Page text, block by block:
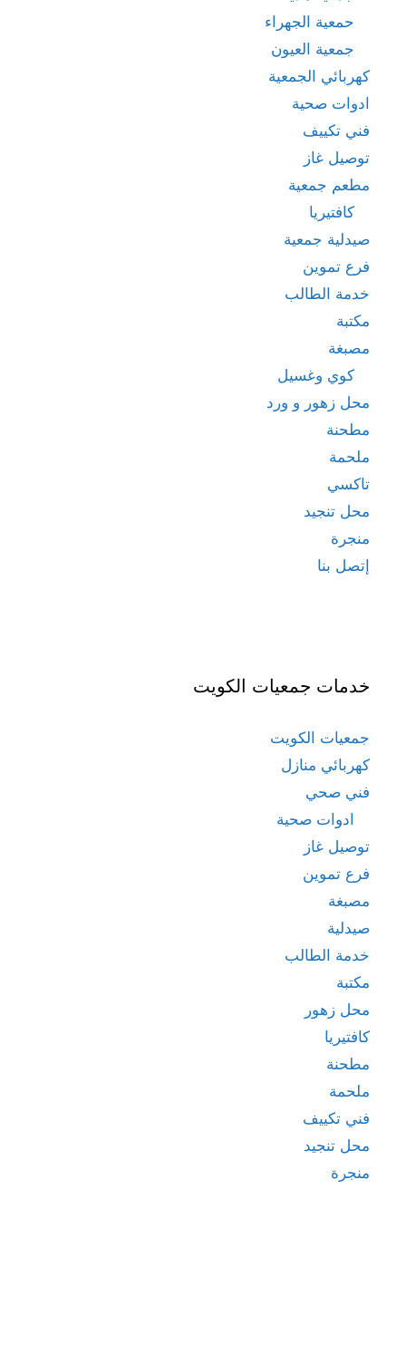
حمعية الجهراء
جمعية العيون
كهربائي الجمعية
ادوات صحية
فني تكييف
توصيل غاز
مطعم جمعية
كافتيريا
صيدلية جمعية
فرع تموين
خدمة الطالب
مكتبة
مصبغة
كوي وغسيل
محل زهور و ورد
مطحنة
ملحمة
تاكسي
محل تنجيد
منجرة
إتصل بنا
خدمات جمعيات الكويت
جمعيات الكويت
كهربائي منازل
فني صحي
ادوات صحية
توصيل غاز
فرع تموين
مصبغة
صيدلية
خدمة الطالب
مكتبة
محل زهور
كافتيريا
مطحنة
ملحمة
فني تكييف
محل تنجيد
منجرة